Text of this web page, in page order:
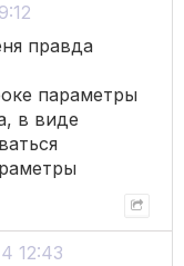
правда
параметры
в виде
12:43